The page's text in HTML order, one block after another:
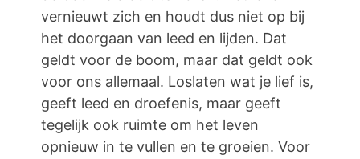
vernieuwt zich en houdt dus niet op bij
het doorgaan van leed en lijden. Dat
geldt voor de boom, maar dat geldt ook
voor ons allemaal. Loslaten wat je lief is,
geeft leed en droefenis, maar geeft
tegelijk ook ruimte om het leven
opnieuw in te vullen en te groeien. Voor